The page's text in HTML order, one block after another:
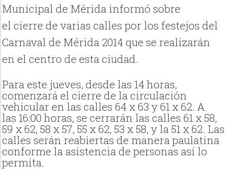
Municipal de Mérida informó sobre
el cierre de varias calles por los festejos del
Carnaval de Mérida 2014 que se realizarán
en el centro de esta ciudad.
Para este jueves, desde las 14 horas,
comenzará el cierre de la circulación
vehicular en las calles 64 x 63 y 61 x 62. A
las 16:00 horas, se cerrarán las calles 61 x 58,
59 x 62, 58 x 57, 55 x 62, 53 x 58, y la 51 x 62. Las
calles serán reabiertas de manera paulatina
conforme la asistencia de personas así lo
permita.